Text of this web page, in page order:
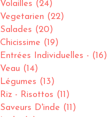
Volailles (24)
Vegetarien (22)
Salades (20)
Chicissime (19)
Entrées Individuelles - (16)
Veau (14)
Légumes (13)
Riz - Risottos (11)
Saveurs D'inde (11)